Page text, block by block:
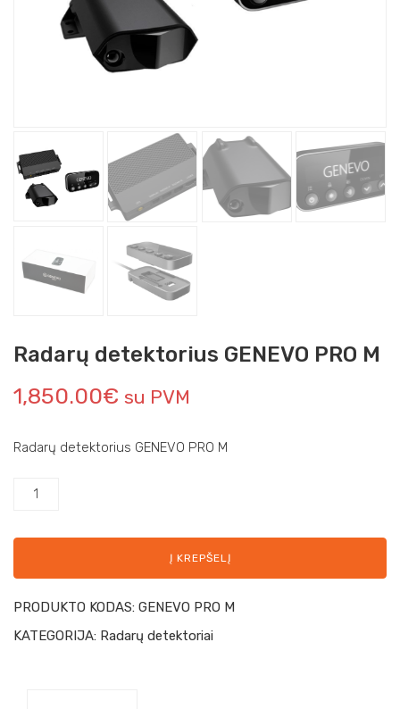
Radarų detektorius GENEVO PRO M
1,850.00€ su PVM
Radarų detektorius GENEVO PRO M
Į KREPŠELĮ
PRODUKTO KODAS: GENEVO PRO M
KATEGORIJA: Radarų detektoriai